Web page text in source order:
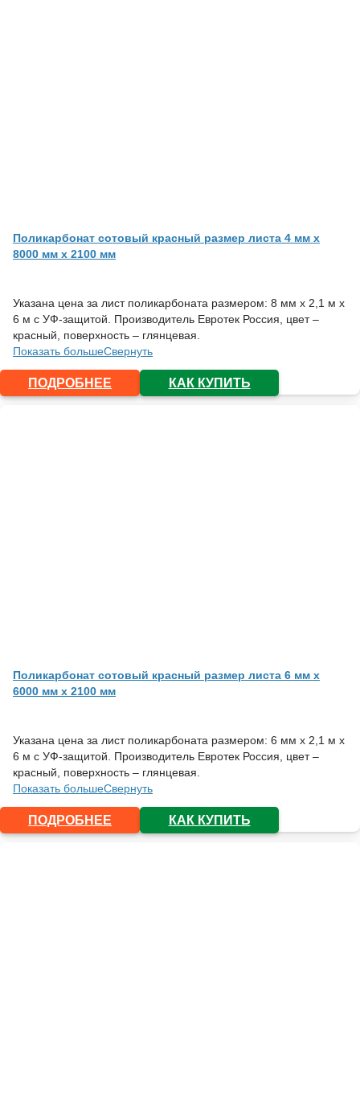
Поликарбонат сотовый красный размер листа 4 мм x
8000 мм x 2100 мм
Указана цена за лист поликарбоната размером: 8 мм х 2,1 м х
6 м с УФ-защитой. Производитель Евротек Россия, цвет –
красный, поверхность – глянцевая.
Показать большеСвернуть
ПОДРОБНЕЕ КАК КУПИТЬ
Поликарбонат сотовый красный размер листа 6 мм x
6000 мм x 2100 мм
Указана цена за лист поликарбоната размером: 6 мм х 2,1 м х
6 м с УФ-защитой. Производитель Евротек Россия, цвет –
красный, поверхность – глянцевая.
Показать большеСвернуть
ПОДРОБНЕЕ КАК КУПИТЬ